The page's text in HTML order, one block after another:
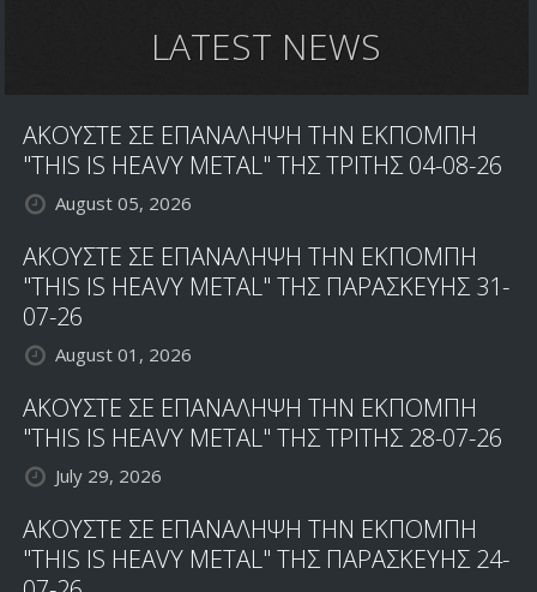
Dead
LATEST NEWS
ΑΚΟΥΣΤΕ ΣΕ ΕΠΑΝΑΛΗΨΗ ΤΗΝ ΕΚΠΟΜΠΗ
"THIS IS HEAVY METAL" ΤΗΣ ΤΡΙΤΗΣ 04-08-26
August 05, 2026
ΑΚΟΥΣΤΕ ΣΕ ΕΠΑΝΑΛΗΨΗ ΤΗΝ ΕΚΠΟΜΠΗ
"THIS IS HEAVY METAL" ΤΗΣ ΠΑΡΑΣΚΕΥΗΣ 31-
07-26
August 01, 2026
ΑΚΟΥΣΤΕ ΣΕ ΕΠΑΝΑΛΗΨΗ ΤΗΝ ΕΚΠΟΜΠΗ
"THIS IS HEAVY METAL" ΤΗΣ ΤΡΙΤΗΣ 28-07-26
July 29, 2026
ΑΚΟΥΣΤΕ ΣΕ ΕΠΑΝΑΛΗΨΗ ΤΗΝ ΕΚΠΟΜΠΗ
"THIS IS HEAVY METAL" ΤΗΣ ΠΑΡΑΣΚΕΥΗΣ 24-